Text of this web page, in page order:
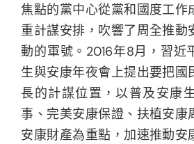
焦點的黨中心從黨和國度工作
重計謀安排，吹響了周全推動
動的軍號。2016年8月，習近
生與安康年夜會上提出要把國
長的計謀位置，以普及安康
事、完美安康保證、扶植安康
安康財產為重點，加速推動安